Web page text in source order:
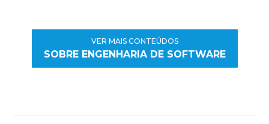
VER MAIS CONTEÚDOS
SOBRE ENGENHARIA DE SOFTWARE